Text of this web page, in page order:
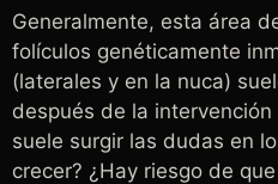
Generalmente, esta área
folículos genéticamente
(laterales y en la nuca)
después de la
suele surgir las dudas en
crecer? ¿Hay riesgo de